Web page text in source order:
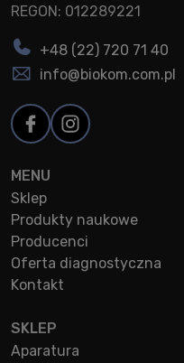
REGON: 012289221
+48 (22) 720 71 40
info@biokom.com.pl
MENU
Sklep
Produkty naukowe
Producenci
Oferta diagnostyczna
Kontakt
SKLEP
Aparatura